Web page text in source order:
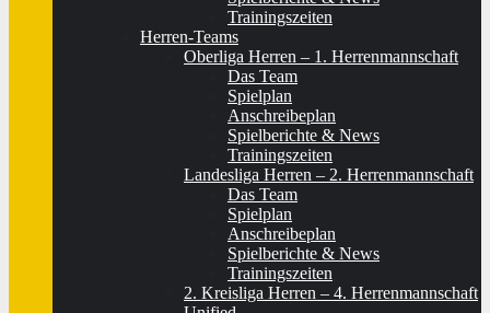
Trainingszeiten
Herren-Teams
Oberliga Herren – 1. Herrenmannschaft
Das Team
Spielplan
Anschreibeplan
Spielberichte & News
Trainingszeiten
Landesliga Herren – 2. Herrenmannschaft
Das Team
Spielplan
Anschreibeplan
Spielberichte & News
Trainingszeiten
2. Kreisliga Herren – 4. Herrenmannschaft